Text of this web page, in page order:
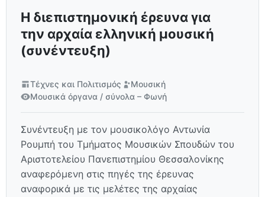
Η διεπιστημονική έρευνα για
την αρχαία ελληνική μουσική
(συνέντευξη)
Τέχνες και Πολιτισμός
Μουσική
Μουσικά όργανα / σύνολα – Φωνή
Συνέντευξη με τον μουσικολόγο Αντωνία
Ρουμπή του Τμήματος Μουσικών Σπουδών του
Αριστοτελείου Πανεπιστημίου Θεσσαλονίκης
αναφερόμενη στις πηγές της έρευνας
αναφορικά με τις μελέτες της αρχαίας